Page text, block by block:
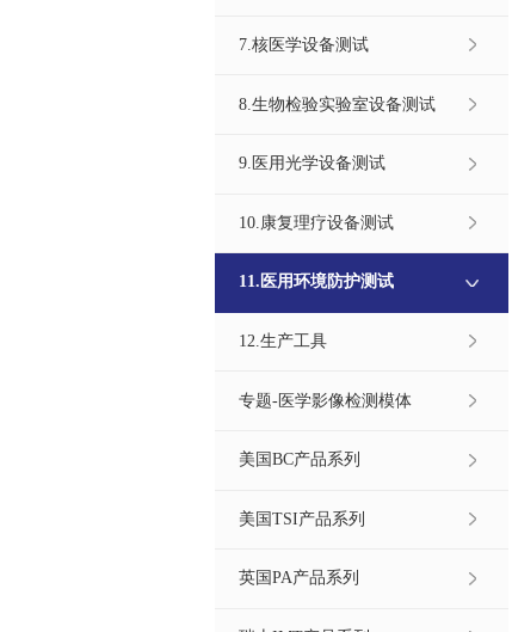
7.核医学设备测试
8.生物检验实验室设备测试
9.医用光学设备测试
10.康复理疗设备测试
11.医用环境防护测试
12.生产工具
专题-医学影像检测模体
美国BC产品系列
美国TSI产品系列
英国PA产品系列